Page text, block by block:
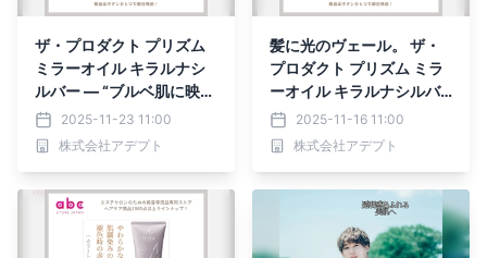
ザ・プロダクト プリズム
ミラーオイル キラルナシ
ルバー — “ブルベ肌に映え
る透明感と輝き”をまとう
マルチオイル
2025-11-23 11:00
株式会社アデプト
髪に光のヴェール。 ザ・
プロダクト プリズム ミラ
ーオイル キラルナシルバ
ー
2025-11-16 11:00
株式会社アデプト